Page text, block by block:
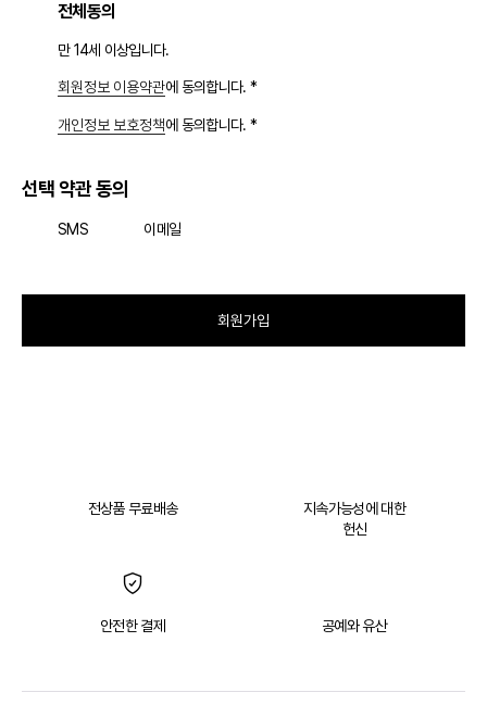
전체동의
만 14세 이상입니다.
회원정보 이용약관에 동의합니다. *
개인정보 보호정책에 동의합니다. *
선택 약관 동의
SMS 이메일
회원가입
전상품 무료배송
지속가능성에 대한
헌신
안전한 결제 공예와 유산